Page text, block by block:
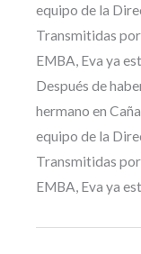
equipo de la
Transmitidas
EMBA, Eva ya
Después de
hermano en
equipo de la
Transmitidas
EMBA, Eva ya